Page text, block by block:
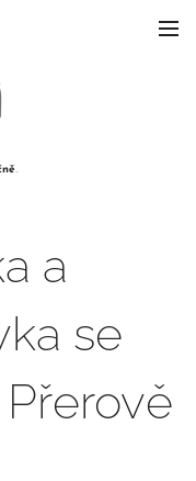
...
a
se